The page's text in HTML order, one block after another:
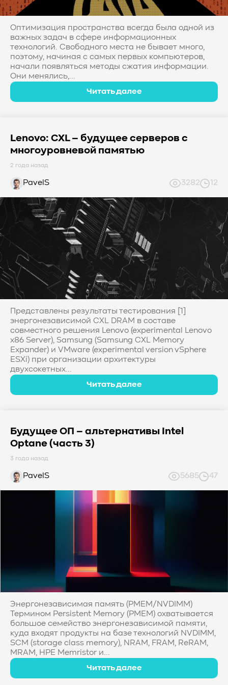
#Western Digital OptiNAND
##checkpoint
#Безопасность
#SMR
#Shingled Magnetic Recording
#NAS
#DM-SMR #HM-SMR #FDP
#RAID Offload
#Kioxia
Оптимизация пространства всегда была одной из
важных задач в сфере информационных
технологий. Свободного места не бывает много,
поэтому, начиная с самых первых компьютеров,
начали появляться методы сжатия информации.
Они менялись,...
Читать далее
Lenovo: CXL – будущее серверов с
многоуровневой памятью
2 года назад
PavelS 3282 12
Представлены результаты тестирования [1]
энергонезависимой CXL DRAM в составе
совместного решения Lenovo (experimental Lenovo
x86 Server), Samsung (Samsung CXL Memory
Expander) и VMware (experimental version vSphere
ESXi) при организации архитектуры
двухсокетных...
Читать далее
Будущее ОП – альтернативы Intel
Optane (часть 3)
3 года назад
PavelS 5685 47
Энергонезависимая память (PMEM/NVDIMM)
Термином Persistent Memory (PMEM) охватывается
большое семейство энергонезависимой памяти,
куда входят продукты на базе технологий NVDIMM,
SCM (storage class memory), NRAM, FRAM, ReRAM,
MRAM, HPE Memristor и...
Читать далее